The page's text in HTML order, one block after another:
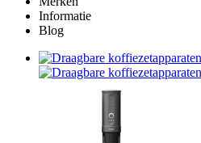
Informatie
Blog